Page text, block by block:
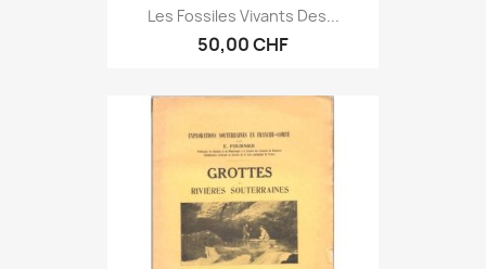
Les Fossiles Vivants Des...
50,00 CHF